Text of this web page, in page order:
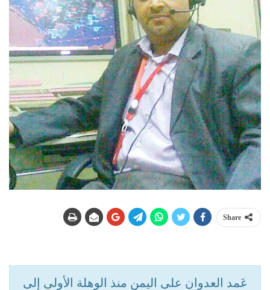
Share
عَمد العدوان على اليمن منذ الوهلة الأولى إلى